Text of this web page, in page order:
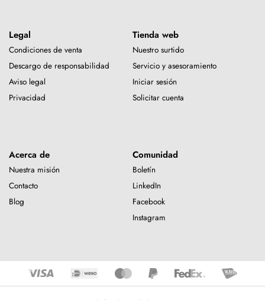
Legal
Condiciones de venta
Descargo de responsabilidad
Aviso legal
Privacidad
Tienda web
Nuestro surtido
Servicio y asesoramiento
Iniciar sesión
Solicitar cuenta
Acerca de
Nuestra misión
Contacto
Blog
Comunidad
Boletín
LinkedIn
Facebook
Instagram